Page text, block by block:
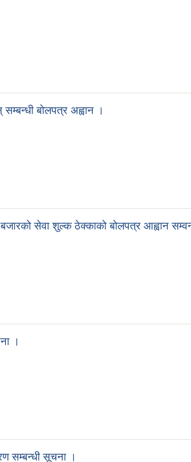
सम्बन्धी बोलपत्र अह्वान ।
सेवा शुल्क ठेक्काको बोलपत्र आह्वान
।
सम्बन्धी सूचना ।